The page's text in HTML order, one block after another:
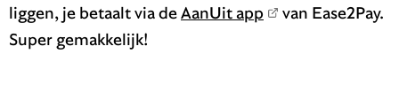
liggen, je betaalt via deAanUit app
van Ease2Pay.
Super gemakkelijk!